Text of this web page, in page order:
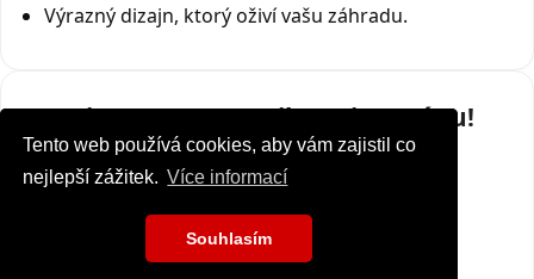
Tento web používá cookies, aby vám zajistil co
nejlepší zážitek. Více informací
Souhlasím
Tento web používá cookies, aby vám zajistil co
nejlepší zážitek. Více informací
Souhlasím
Výrazný dizajn, ktorý oživí vašu záhradu.
Pripravte sa na grilovaciu sezónu!
Koupit QUADRUM
Máte otázky?Zavolejte nám